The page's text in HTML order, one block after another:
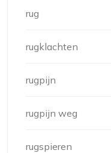
rug
rugklachten
rugpijn
rugpijn weg
rugspieren